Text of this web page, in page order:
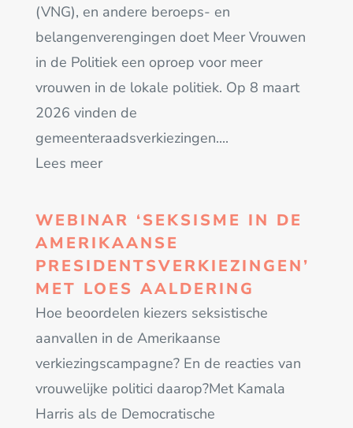
(VNG), en andere beroeps- en
belangenverengingen doet Meer Vrouwen
in de Politiek een oproep voor meer
vrouwen in de lokale politiek. Op 8 maart
2026 vinden de
gemeenteraadsverkiezingen....
Lees meer
WEBINAR ‘SEKSISME IN DE
AMERIKAANSE
PRESIDENTSVERKIEZINGEN’
MET LOES AALDERING
Hoe beoordelen kiezers seksistische
aanvallen in de Amerikaanse
verkiezingscampagne? En de reacties van
vrouwelijke politici daarop?Met Kamala
Harris als de Democratische